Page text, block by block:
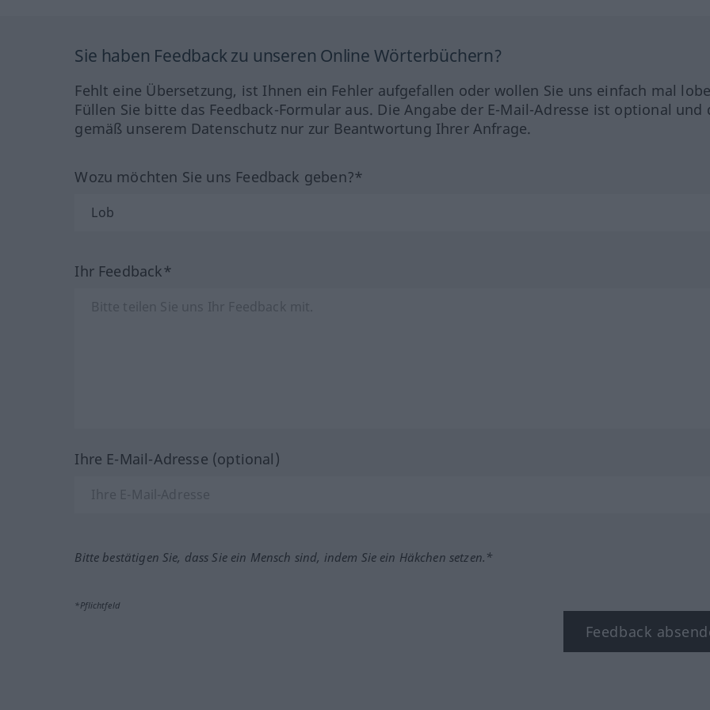
Sie haben Feedback zu unseren Online Wörterbüchern?
Fehlt eine Übersetzung, ist Ihnen ein Fehler aufgefallen oder wollen Sie uns einfach mal
Füllen Sie bitte das Feedback-Formular aus. Die Angabe der E-Mail-Adresse ist optional und
gemäß unserem Datenschutz nur zur Beantwortung Ihrer Anfrage.
Wozu möchten Sie uns Feedback geben?*
Ihr Feedback*
Ihre E-Mail-Adresse (optional)
Bitte bestätigen Sie, dass Sie ein Mensch sind, indem Sie ein Häkchen setzen.*
*Pflichtfeld
Feedback